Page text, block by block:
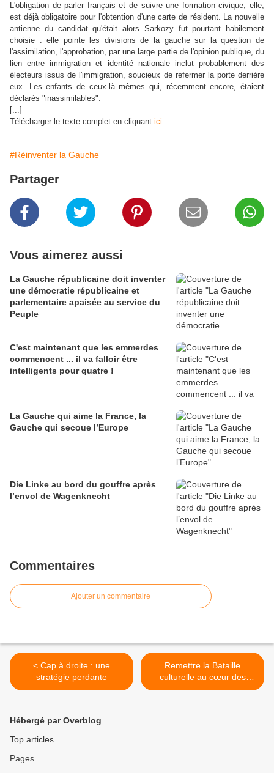
L'obligation de parler français et de suivre une formation civique, elle,
est déjà obligatoire pour l'obtention d'une carte de résident. La nouvelle
antienne du candidat qu'était alors Sarkozy fut pourtant habilement
choisie : elle pointe les divisions de la gauche sur la question de
l'assimilation, l'approbation, par une large partie de l'opinion publique, du
lien entre immigration et identité nationale inclut probablement des
électeurs issus de l'immigration, soucieux de refermer la porte derrière
eux. Les enfants de ceux-là mêmes qui, récemment encore, étaient
déclarés "inassimilables".
[...]
Télécharger le texte complet en cliquant ici.
#Réinventer la Gauche
Partager
Vous aimerez aussi
La Gauche républicaine doit inventer
une démocratie républicaine et
parlementaire apaisée au service du
Peuple
C'est maintenant que les emmerdes
commencent ... il va falloir être
intelligents pour quatre !
La Gauche qui aime la France, la
Gauche qui secoue l’Europe
Die Linke au bord du gouffre après
l’envol de Wagenknecht
Commentaires
Ajouter un commentaire
< Cap à droite : une
stratégie perdante
Remettre la Bataille
culturelle au cœur des
priorités de la gauche >
Hébergé par Overblog
Top articles
Pages